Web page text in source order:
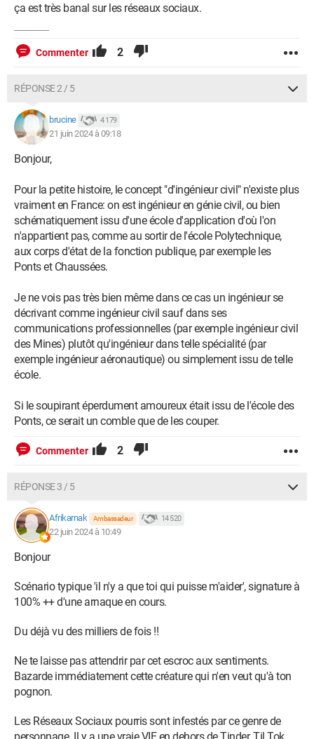
ça est très banal sur les réseaux sociaux.
Commenter 2
RÉPONSE 2 / 5
brucine 4 179
21 juin 2024 à 09:18
Bonjour,
Pour la petite histoire, le concept "d'ingénieur civil" n'existe plus
vraiment en France: on est ingénieur en génie civil, ou bien
schématiquement issu d'une école d'application d'où l'on
n'appartient pas, comme au sortir de l'école Polytechnique,
aux corps d'état de la fonction publique, par exemple les
Ponts et Chaussées.
Je ne vois pas très bien même dans ce cas un ingénieur se
décrivant comme ingénieur civil sauf dans ses
communications professionnelles (par exemple ingénieur civil
des Mines) plutôt qu'ingénieur dans telle spécialité (par
exemple ingénieur aéronautique) ou simplement issu de telle
école.
Si le soupirant éperdument amoureux était issu de l'école des
Ponts, ce serait un comble que de les couper.
Commenter 2
RÉPONSE 3 / 5
Afrikarnak Ambassadeur 14 520
22 juin 2024 à 10:49
Bonjour
Scénario typique 'il n'y a que toi qui puisse m'aider', signature à
100% ++ d'une arnaque en cours.
Du déjà vu des milliers de fois !!
Ne te laisse pas attendrir par cet escroc aux sentiments.
Bazarde immédiatement cette créature qui n'en veut qu'à ton
pognon.
Les Réseaux Sociaux pourris sont infestés par ce genre de